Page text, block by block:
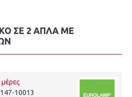
ΣE 2 AΠΛA ΜΕ
147-10013